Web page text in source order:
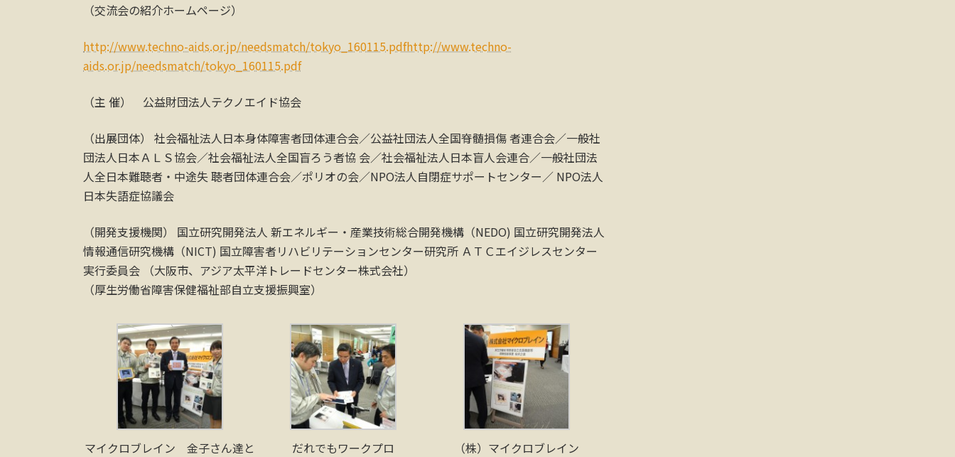
（交流会の紹介ホームページ）
http://www.techno-aids.or.jp/needsmatch/tokyo_160115.pdfhttp://www.techno-
aids.or.jp/needsmatch/tokyo_160115.pdf
（主 催） 公益財団法人テクノエイド協会
（出展団体） 社会福祉法人日本身体障害者団体連合会／公益社団法人全国脊髄損傷 者連合会／一般社
団法人日本ＡＬＳ協会／社会福祉法人全国盲ろう者協 会／社会福祉法人日本盲人会連合／一般社団法
人全日本難聴者・中途失 聴者団体連合会／ポリオの会／NPO法人自閉症サポートセンター／ NPO法人
日本失語症協議会
（開発支援機関） 国立研究開発法人 新エネルギー・産業技術総合開発機構（NEDO) 国立研究開発法人
情報通信研究機構（NICT) 国立障害者リハビリテーションセンター研究所 ＡＴＣエイジレスセンター
実行委員会 （大阪市、アジア太平洋トレードセンター株式会社）
（厚生労働省障害保健福祉部自立支援振興室）
マイクロブレイン 金子さん達と だれでもワークプロ （株）マイクロブレイン